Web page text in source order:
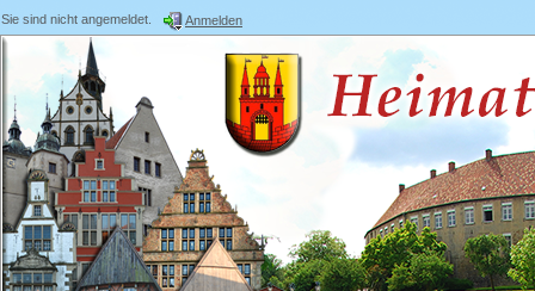
Sie sind nicht angemeldet. Anmelden